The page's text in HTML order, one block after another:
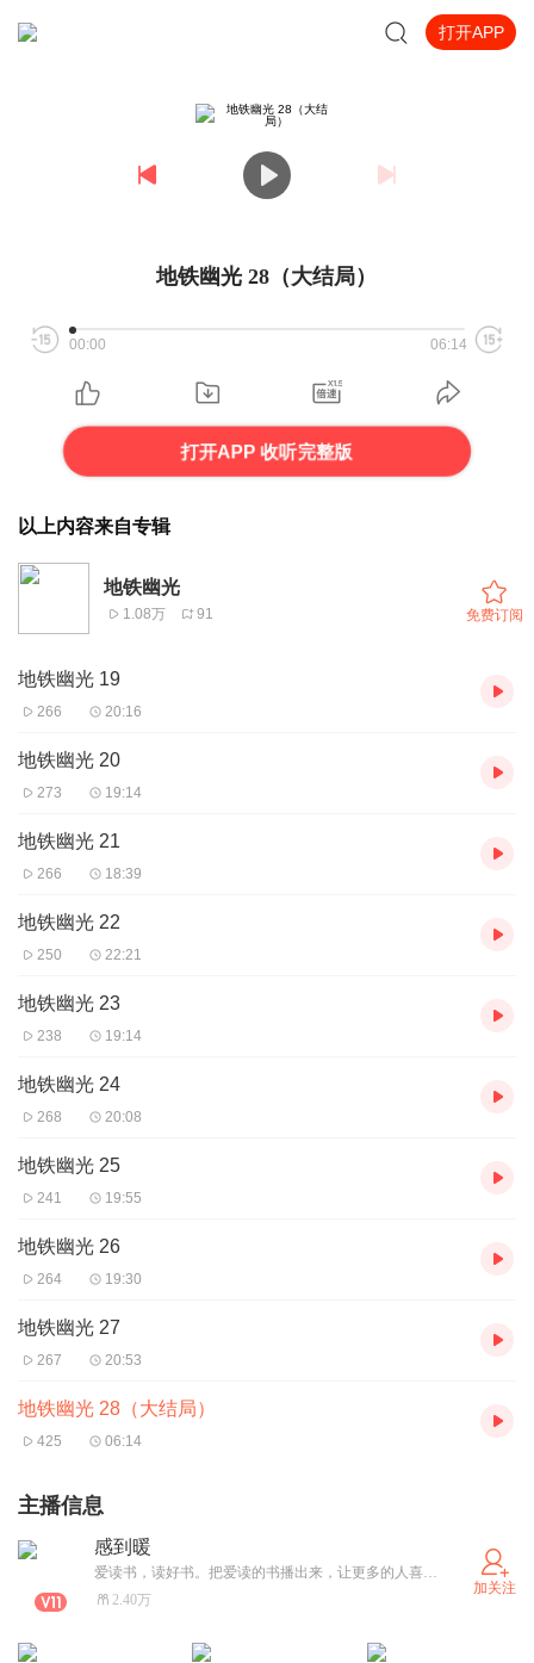
打开APP
地铁幽光 28（大结局）
00:00 06:14
打开APP 收听完整版
以上内容来自专辑
地铁幽光
1.08万 91 免费订阅
地铁幽光 19
266 20:16
地铁幽光 20
273 19:14
地铁幽光 21
266 18:39
地铁幽光 22
250 22:21
地铁幽光 23
238 19:14
地铁幽光 24
268 20:08
地铁幽光 25
241 19:55
地铁幽光 26
264 19:30
地铁幽光 27
267 20:53
地铁幽光 28（大结局）
425 06:14
主播信息
感到暖
爱读书，读好书。把爱读的书播出来，让更多的人喜爱读书。
2.40万
加关注